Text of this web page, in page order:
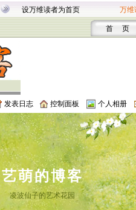
设万维读者为首页 万维
首 页
发表日志 控制面板 个人相册
艺萌的博客
凌波仙子的艺术花园